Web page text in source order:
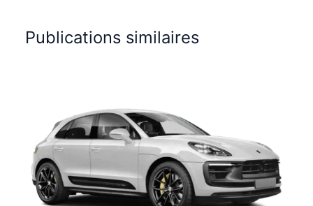
Publications similaires